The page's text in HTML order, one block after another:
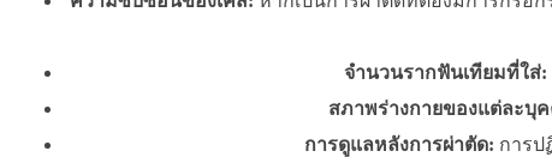
จำนวนรากฟันเทียมที่ใส่:
สภาพร่างกายของแต่ละบุ
การดูแลหลังการผ่าตัด: การป